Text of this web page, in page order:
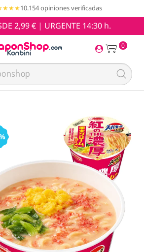
10.154 opiniones verificadas
2,99 € | URGENTE 14:30 h.
0